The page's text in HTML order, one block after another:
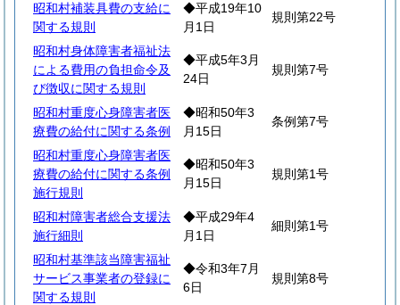
昭和村補装具費の支給に
関する規則
◆平成19年10
月1日
規則第22号
昭和村身体障害者福祉法
による費用の負担命令及
び徴収に関する規則
◆平成5年3月
24日
規則第7号
昭和村重度心身障害者医
療費の給付に関する条例
◆昭和50年3
月15日
条例第7号
昭和村重度心身障害者医
療費の給付に関する条例
施行規則
◆昭和50年3
月15日
規則第1号
昭和村障害者総合支援法
施行細則
◆平成29年4
月1日
細則第1号
昭和村基準該当障害福祉
サービス事業者の登録に
関する規則
◆令和3年7月
6日
規則第8号